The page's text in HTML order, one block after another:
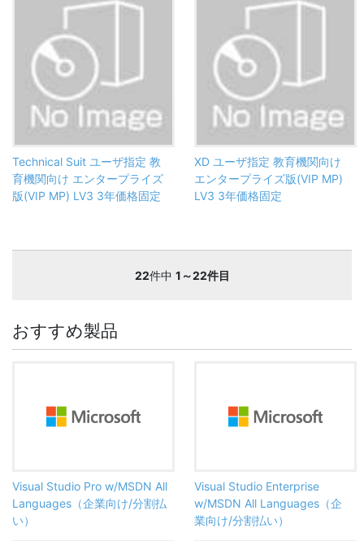
Technical Suit ユーザ指定 教
育機関向け エンタープライズ
版(VIP MP) LV3 3年価格固定
XD ユーザ指定 教育機関向け
エンタープライズ版(VIP MP)
LV3 3年価格固定
22件中 1～22件目
おすすめ製品
Visual Studio Pro w/MSDN All
Languages（企業向け/分割払
い）
Visual Studio Enterprise
w/MSDN All Languages（企
業向け/分割払い）